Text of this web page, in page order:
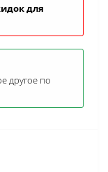
для
другое по